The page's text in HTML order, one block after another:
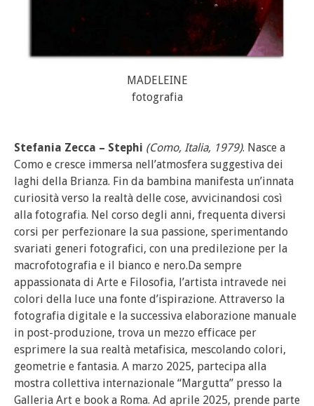
MADELEINE
fotografia
Stefania Zecca – Stephi (Como, Italia, 1979). Nasce a
Como e cresce immersa nell’atmosfera suggestiva dei
laghi della Brianza. Fin da bambina manifesta un’innata
curiosità verso la realtà delle cose, avvicinandosi così
alla fotografia. Nel corso degli anni, frequenta diversi
corsi per perfezionare la sua passione, sperimentando
svariati generi fotografici, con una predilezione per la
macrofotografia e il bianco e nero.Da sempre
appassionata di Arte e Filosofia, l’artista intravede nei
colori della luce una fonte d’ispirazione. Attraverso la
fotografia digitale e la successiva elaborazione manuale
in post-produzione, trova un mezzo efficace per
esprimere la sua realtà metafisica, mescolando colori,
geometrie e fantasia. A marzo 2025, partecipa alla
mostra collettiva internazionale “Margutta” presso la
Galleria Art e book a Roma. Ad aprile 2025, prende parte